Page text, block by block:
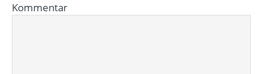
Kommentar